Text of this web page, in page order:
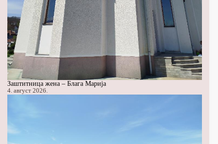
Заштитница жена – Блага Марија
4. август 2026.